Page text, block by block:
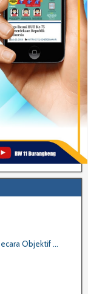
Objektif ...